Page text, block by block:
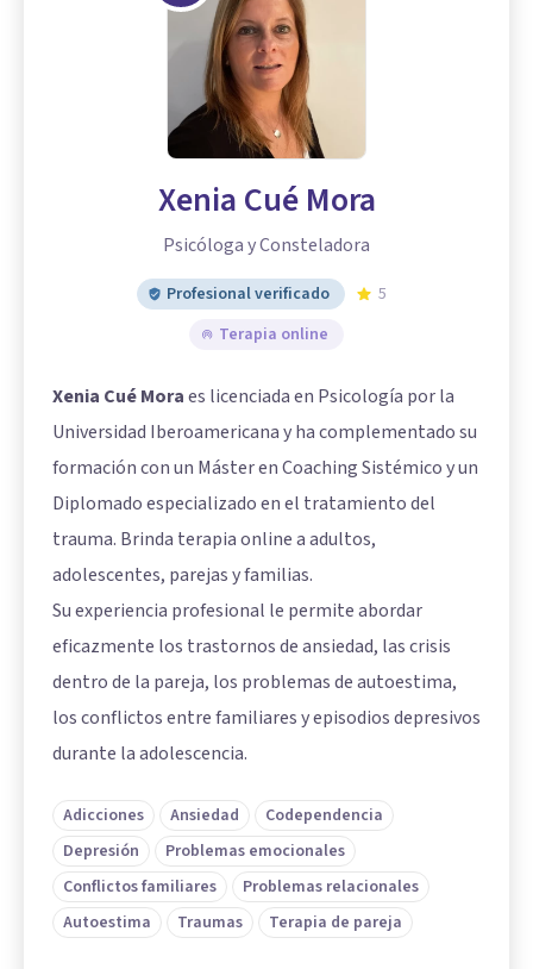
Xenia Cué Mora
Psicóloga y Consteladora
Profesional verificado
5
Terapia online
Xenia Cué Moraes licenciada en Psicología por la
Universidad Iberoamericana y ha complementado su
formación con un Máster en Coaching Sistémico y un
Diplomado especializado en el tratamiento del
trauma. Brinda terapia online a adultos,
adolescentes, parejas y familias.
Su experiencia profesional le permite abordar
eficazmente los trastornos de ansiedad, las crisis
dentro de la pareja, los problemas de autoestima,
los conflictos entre familiares y episodios depresivos
durante la adolescencia.
Adicciones Ansiedad
Codependencia
Depresión
Problemas emocionales
Conflictos familiares
Problemas relacionales
Autoestima
Traumas Terapia de pareja